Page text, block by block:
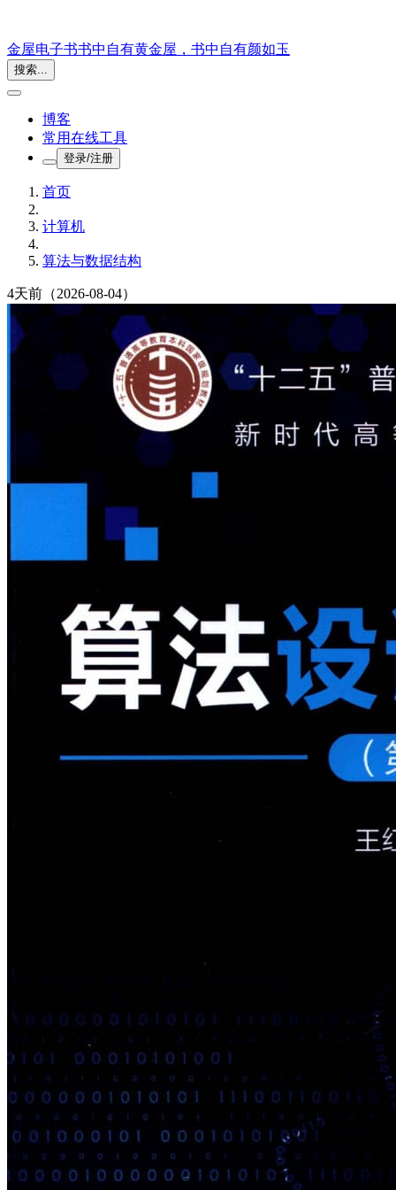
金屋电子书书中自有黄金屋，书中自有颜如玉
搜索...
博客
常用在线工具
登录/注册
首页
计算机
算法与数据结构
4天前 （2026-08-04）